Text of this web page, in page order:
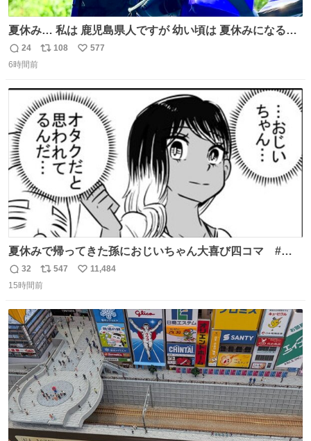
夏休み… 私は 鹿児島県人ですが 幼い頃は 夏休みになると
母の郷… 山梨へ遊びに行くのが楽しみでした 母の実家へ 1
ヶ月近く泊まって … … 今の私は 医療従事者 お盆休み？ﾅﾆ
景 淡い記憶 そんな思い出の風景… ありますか？
返
信
24
リ
ト
数
108
い
数
577
6時間前
夏休みで帰ってきた孫におじいちゃん大喜び四コマ #四
コマ漫画 #Web漫画 #漫画が読めるハッシュタグ
返
信
32
リ
ポ
ト
数
547
い
数
11,484
15時間前